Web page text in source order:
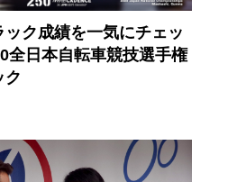
ック成績を一気にチェッ
全日本自転車競技選手権
ク